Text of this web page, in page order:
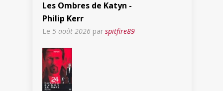
Les Ombres de Katyn -
Philip Kerr
Le 5 août 2026 par spitfire89